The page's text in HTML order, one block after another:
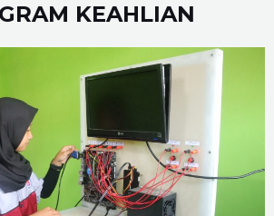
KEAHLIAN